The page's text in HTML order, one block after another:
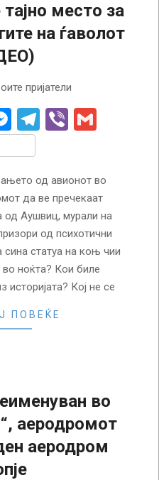
место за
на ѓаволот
пријатели
Messenger
Telegram
Viber
од авионот во
да ве пречекаат
Аушвиц, мурали на
од психотични
статуа на коњ чии
во ноќта? Кои биле
историјата? Кој не се
ПОВЕЌЕ
во
аеродромот
аеродром